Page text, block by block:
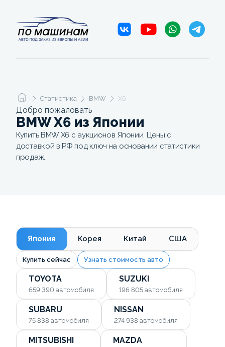
Статистика BMW X6
Добро пожаловать
BMW X6 из Японии
Купить BMW X6 с аукционов Японии. Цены с
доставкой в РФ под ключ на основании статистики
продаж.
Япония Корея Китай США
Купить сейчас Узнать стоимость авто
TOYOTA
659 390 автомобиля
SUZUKI
196 805 автомобиля
SUBARU
75 838 автомобиля
NISSAN
274 938 автомобиля
MITSUBISHI MAZDA